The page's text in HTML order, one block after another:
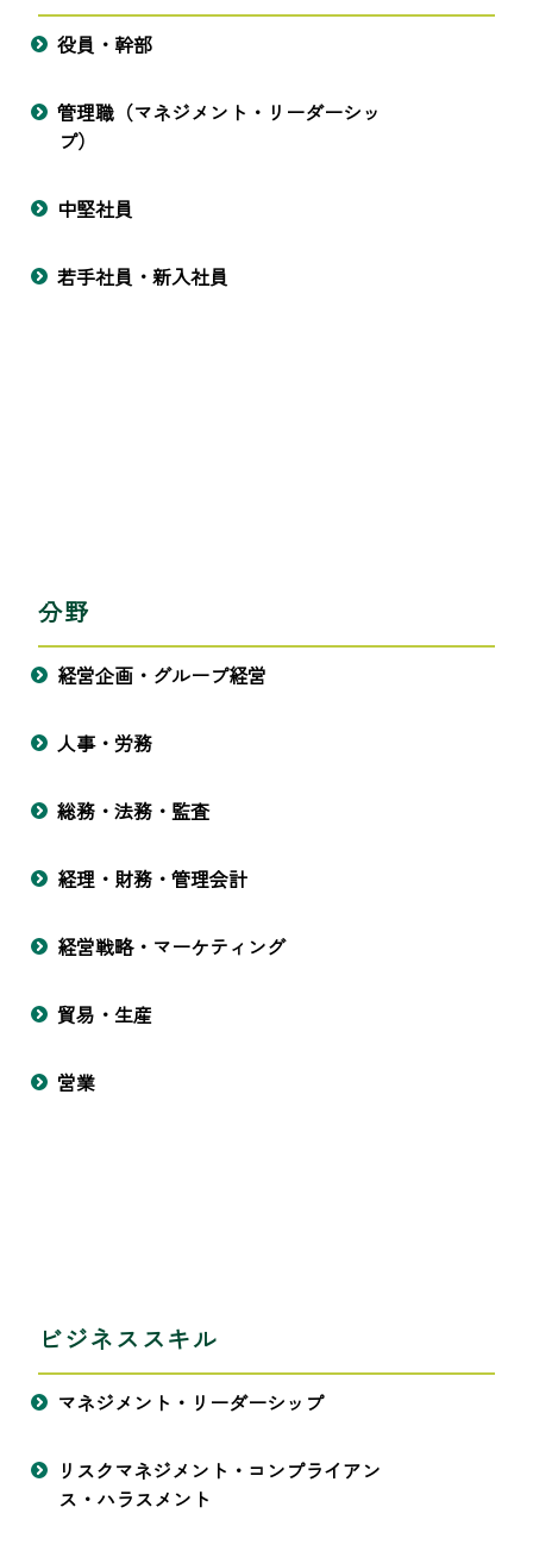
役員・幹部
管理職（マネジメント・リーダーシッ
プ）
中堅社員
若手社員・新入社員
分野
経営企画・グループ経営
人事・労務
総務・法務・監査
経理・財務・管理会計
経営戦略・マーケティング
貿易・生産
営業
ビジネススキル
マネジメント・リーダーシップ
リスクマネジメント・コンプライアン
ス・ハラスメント